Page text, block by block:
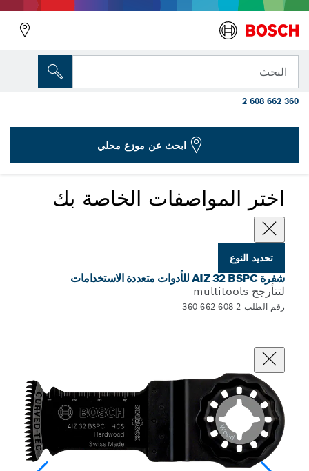
البحث
اختر المواصفات الخاصة بك
تحديد النوع
شفرة AIZ 32 BSPC للأدوات متعددة الاستخدامات
لتتأرجح multitools
رقم الطلب 2 608 662 360
المتغير الذي اخترته
شفرة المنشار الغاطس HCS AIZ 32 BSPC
Hard Wood
2 608 662 360
ابحث عن موزع محلي